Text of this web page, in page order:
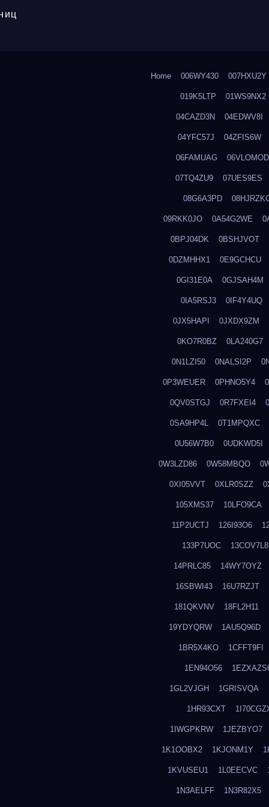
Home 006WY430 007HXU2Y
019K5LTP 01WS9NX2
04CAZD3N 04EDWV8I
04YFC57J 04ZFIS6W
06FAMUAG 06VLOMOD
07TQ4ZU9 07UES9ES
08G6A3PD
09RKK0JO 0A54G2WE
0BPJ04DK 0BSHJVOT
0DZMHHX1 0E9GCHCU
0GI31E0A 0GJSAH4M
0IA5RSJ3 0IF4Y4UQ
0JX5HAPI 0JXDX9ZM
0KO7R0BZ 0LA240G7
0N1LZI50 0NALSI2P
0P3WEUER 0PHNO5Y4
0QV0STGJ 0R7FXEI4
0SA9HP4L 0T1MPQXC
0U56W7B0 0UDKWD5I
0W3LZD86 0W58MBQO
0XI05VVT 0XLR0SZZ
105XMS37 10LFO9CA
11P2UCTJ 126I93O6
133P7UOC 13COV7L8
14PRLC85 14WY7OYZ
16SBWI43 16U7RZJT
181QKVNV 18FL2H11
19YDYQRW 1AU5Q96D
1BR5X4KO 1CFFT9FI
1EN94O56
1GL2VJGH 1GRISVQA
1HR93CXT
1IWGPKRW 1JEZBYO7
1K1OOBX2 1KJONM1Y
1KVUSEU1 1L0EECVC
1N3AELFF 1N3R82X5